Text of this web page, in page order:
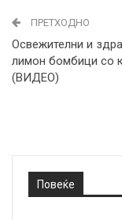
ПРЕТХОДНО
Освежителни и
лимон бомбици со
(ВИДЕО)
Повеќе